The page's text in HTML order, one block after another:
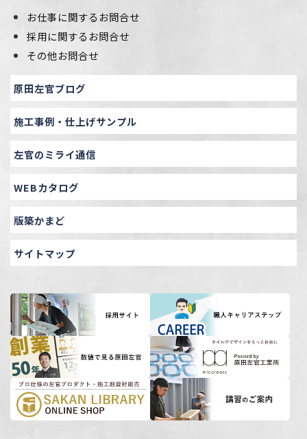
お仕事に関するお問合せ
採用に関するお問合せ
その他お問合せ
原田左官ブログ
施工事例・仕上げサンプル
左官のミライ通信
WEBカタログ
版築かまど
サイトマップ